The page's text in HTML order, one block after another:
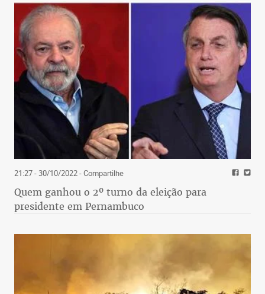
21:27 - 30/10/2022- Compartilhe
Quem ganhou o 2º turno da eleição para
presidente em Pernambuco